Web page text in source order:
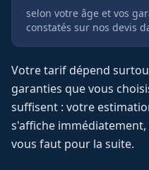
selon votre âge et vos
constatés sur nos devis
Votre tarif dépend
garanties que vous
suffisent : votre
s'affiche
vous faut pour la suite.